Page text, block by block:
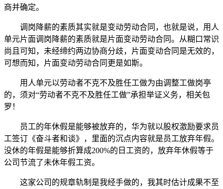
商并确定。
调岗降薪的素质其实就是变动劳动合同，也就是说，用人
单元片面调岗降薪的素质就是片面变动劳动合同。从糊口常识
尚且可知，未经缔约两边协商分歧，片面变动合同是无效的，
可想而知，片面变动劳动合同更是如斯。
用人单元以劳动者不克不及胜任工做为由调整工做岗亭
的，须对“劳动者不克不及胜任工做”承担举证义务，相关包
罗！
员工的年休假是能够被放弃的，华为就以股权激励要求员
工签订《奋斗者和谈》，里面的沉点内容就是员工放弃年假。
没休的年假是能够折算成200%的日工资的，放弃年休假等于
公司节流了未休年假工资。
这家公司的规章轨制是我经手做的，我其时估计成果不至